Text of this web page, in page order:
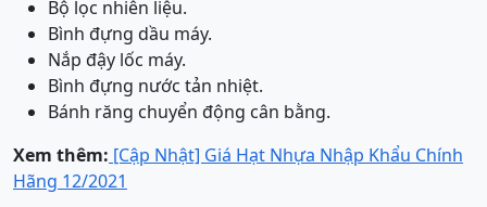
Bộ lọc nhiên liệu.
Bình đựng dầu máy.
Nắp đậy lốc máy.
Bình đựng nước tản nhiệt.
Bánh răng chuyển động cân bằng.
Xem thêm: [Cập Nhật] Giá Hạt Nhựa Nhập Khẩu Chính
Hãng 12/2021